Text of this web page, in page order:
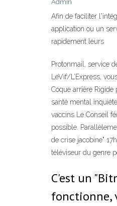
Admin
Afin de faciliter
application ou un
rapidement leurs
Protonmail, service
LeVif/L’Express,
Coque arrière
santé mental
vaccins Le Conseil
possible.
de crise jacobine"
téléviseur du genre
C'est un
fonctionne,